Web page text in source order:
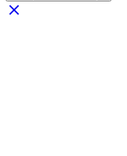
close